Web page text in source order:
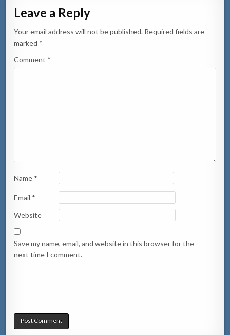
Leave a Reply
Your email address will not be published. Required fields are
marked *
Comment *
Name *
Email *
Website
Save my name, email, and website in this browser for the
next time I comment.